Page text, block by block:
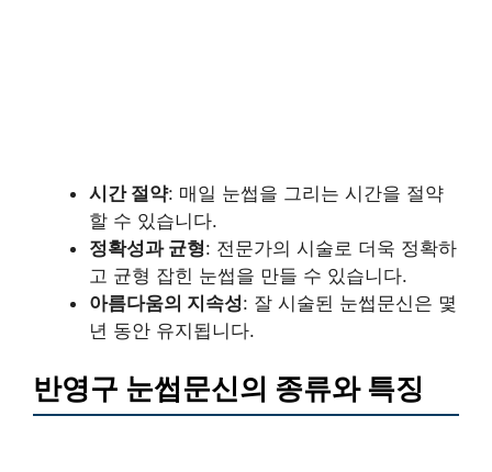
시간 절약: 매일 눈썹을 그리는 시간을 절약
할 수 있습니다.
정확성과 균형: 전문가의 시술로 더욱 정확하
고 균형 잡힌 눈썹을 만들 수 있습니다.
아름다움의 지속성: 잘 시술된 눈썹문신은 몇
년 동안 유지됩니다.
반영구 눈썹문신의 종류와 특징